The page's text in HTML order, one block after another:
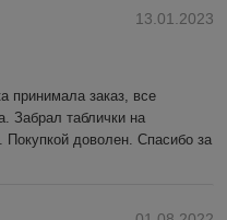
13.01.2023
принимала заказ, все
Забрал таблички на
доволен. Спасибо за